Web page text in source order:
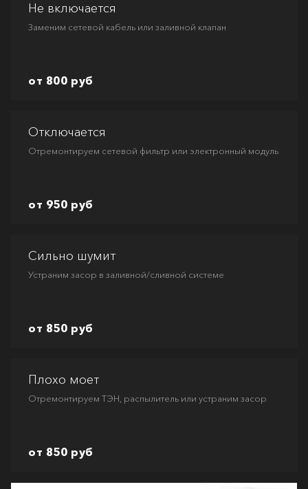
Не включается
Заменим сетевой кабель или заливной клапан
от 800 руб
Отключается
Отремонтируем сетевой фильтр или электронный модуль
от 950 руб
Сильно шумит
Устраним засор в заливной/сливной системе
от 850 руб
Плохо моет
Отремонтируем ТЭН, распылитель или устраним засор
от 850 руб